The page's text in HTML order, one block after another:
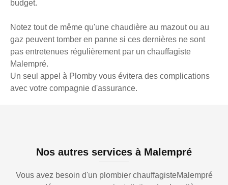
budget.
Notez tout de même qu'une chaudière au mazout ou au
gaz peuvent tomber en panne si ces dernières ne sont
pas entretenues régulièrement par un chauffagiste
Malempré.
Un seul appel à Plomby vous évitera des complications
avec votre compagnie d'assurance.
Nos autres services à Malempré
Vous avez besoin d'un plombier chauffagisteMalempré